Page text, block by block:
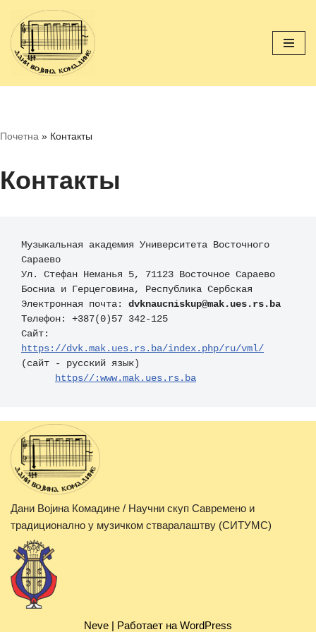
Перейти
к
содержимому
Почетна » Контакты
Контакты
Музыкальная академия Университета Восточного
Сараево
Ул. Стефан Неманья 5, 71123 Восточное Сараево
Босниа и Герцеговина, Республика Сербская
Электронная почта: dvknaucniskup@mak.ues.rs.ba
Телефон: +387(0)57 342-125
https://dvk.mak.ues.rs.ba/index.php/ru/vml/
(сайт - русский язык)
https//:www.mak.ues.rs.ba
Дани Војина Комадине / Научни скуп Савремено и
традиционално у музичком стваралаштву (СИТУМС)
Neve | Работает на WordPress